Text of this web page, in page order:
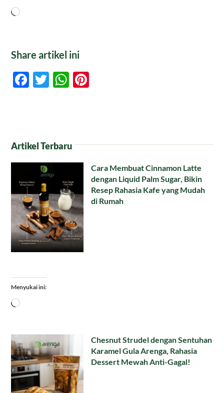
Memuat...
Share artikel ini
Facebook
TwitterWhatsApp
Artikel Terbaru
Cara Membuat Cinnamon Latte
dengan Liquid Palm Sugar, Bikin
Resep Rahasia Kafe yang Mudah
di Rumah
Menyukai ini:
Memuat...
Chesnut Strudel dengan Sentuhan
Karamel Gula Arenga, Rahasia
Dessert Mewah Anti-Gagal!